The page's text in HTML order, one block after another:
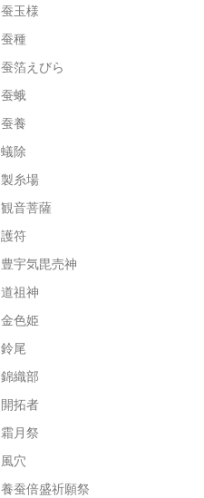
蚕玉様
蚕種
蚕箔えびら
蚕蛾
蚕養
蟻除
製糸場
観音菩薩
護符
豊宇気毘売神
道祖神
金色姫
鈴尾
錦織部
開拓者
霜月祭
風穴
養蚕倍盛祈願祭